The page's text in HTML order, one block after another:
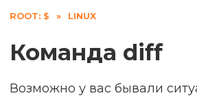
ROOT: $ » LINUX
Команда diff
Возможно у вас бывали